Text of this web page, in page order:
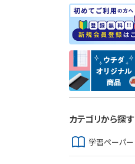
カテゴリから探す
学習ペーパー